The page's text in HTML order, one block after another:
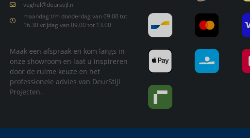
veghel@deurstijl.nl
maandag t/m donderdag van 09.00 tot
16.30 vrijdag van 09.00 tot 13.00
Maak een afspraak en kom langs in
onze showroom en laat u inspireren
door de ruime keuze en het
professionele advies van DeurStijl
Projecten.